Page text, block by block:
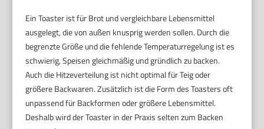
Ein Toaster ist für Brot und vergleichbare Lebensmittel
ausgelegt, die von außen knusprig werden sollen. Durch die
begrenzte Größe und die fehlende Temperaturregelung ist es
schwierig, Speisen gleichmäßig und gründlich zu backen.
Auch die Hitzeverteilung ist nicht optimal für Teig oder
größere Backwaren. Zusätzlich ist die Form des Toasters oft
unpassend für Backformen oder größere Lebensmittel.
Deshalb wird der Toaster in der Praxis selten zum Backen